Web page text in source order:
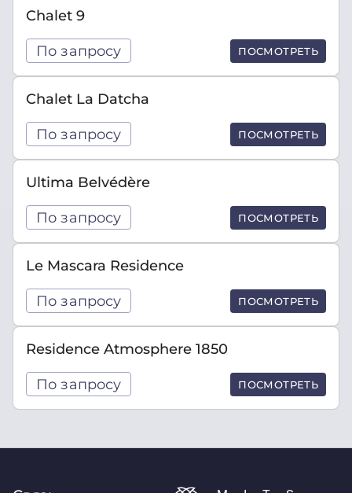
Chalet 9
По запросу ПОСМОТРЕТЬ
Chalet La Datcha
По запросу ПОСМОТРЕТЬ
Ultima Belvédère
По запросу ПОСМОТРЕТЬ
Le Mascara Residence
По запросу ПОСМОТРЕТЬ
Residence Atmosphere 1850
По запросу ПОСМОТРЕТЬ